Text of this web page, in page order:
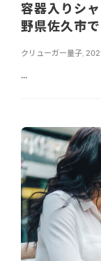
容器入りシ
野県佐久市
クリューガー量子,
...